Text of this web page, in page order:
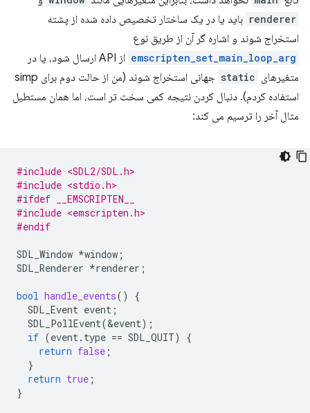
renderer باید یا در یک ساختار تخصیص داده شده از پشته
استخراج شوند و اشاره گر آن از طریق نوع
emscripten_set_main_loop_arg
از API ارسال شود، یا در
متغیرهای static
جهانی استخراج شوند (من از حالت دوم برای simp
استفاده کردم). دنبال کردن نتیجه کمی سخت تر است، اما همان مستطیل
مثال آخر را ترسیم می کند:
#include <SDL2/SDL.h>
#include <stdio.h>
#ifdef __EMSCRIPTEN__
#include <emscripten.h>
#endif
SDL_Window *window ;
SDL_Renderer *renderer ;
bool handle_events()
{
SDL_Event event ;
SDL_PollEvent(&event);
if (event. type == SDL_QUIT)
{
return false ;
}
return true ;
}